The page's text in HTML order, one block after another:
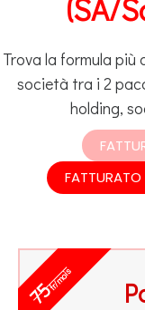
(SA/
Trova la formula
società tra i 2
holding,
FATTURATO
75fr/mois